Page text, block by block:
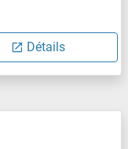
Détails